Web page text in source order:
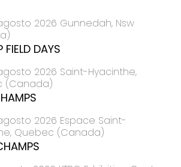
2026 Gunnedah, Nsw
FIELD DAYS
2026 Saint-Hyacinthe,
(Canada)
2026 Espace Saint-
Quebec (Canada)